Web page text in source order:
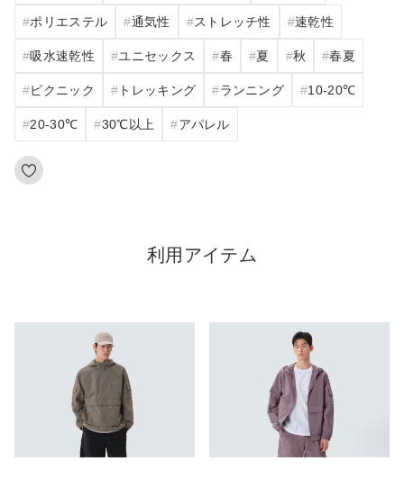
ポリエステル 通気性 ストレッチ性 速乾性
吸水速乾性 ユニセックス 春 夏 秋 春夏
ピクニック トレッキング ランニング 10‐20℃
20‐30℃ 30℃以上 アパレル
利用アイテム